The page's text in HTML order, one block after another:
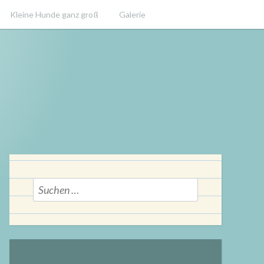
Kleine Hunde ganz groß Galerie
Suchen
nach: